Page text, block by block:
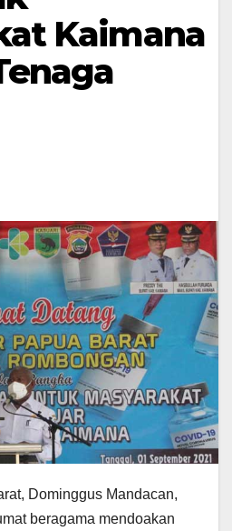
Kaimana
Dominggus Mandacan,
beragama mendoakan